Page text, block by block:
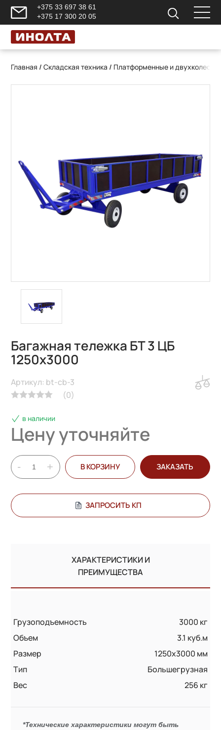
+375 33 697 38 61
+375 17 300 20 05
Главная /Складская техника / Платформенные и
Багажная тележка БТ 3 ЦБ
1250х3000
(0)
Артикул: bt-cb-3
в наличии
Цену уточняйте
- + В КОРЗИНУ ЗАКАЗАТЬ
ЗАПРОСИТЬ КП
ХАРАКТЕРИСТИКИ И
ПРЕИМУЩЕСТВА
Грузоподъемность
3000 кг
Объем
3.1 куб.м
Размер
1250х3000 мм
Тип
Большегрузная
Вес
256 кг
*Технические характеристики могут быть